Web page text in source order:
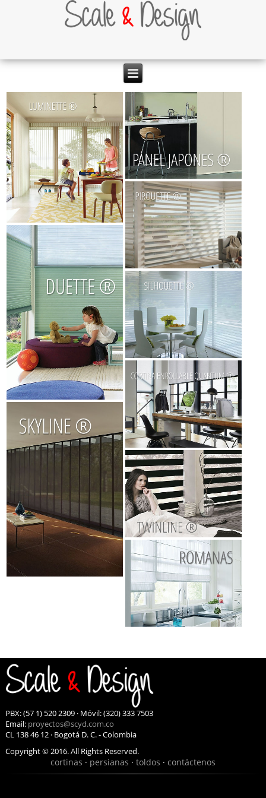
PBX: (57 1) 520 2309 · Móvil: (320) 333 7503
Email: proyectos@scyd.com.co
CL 138 46 12 · Bogotá D. C. - Colombia
Copyright © 2016. All Rights Reserved.
cortinas · persianas · toldos · contáctenos